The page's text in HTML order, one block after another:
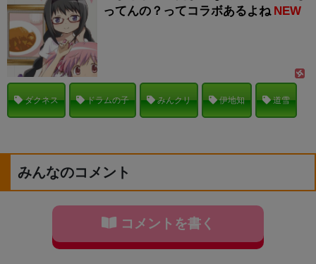
ってんの？ってコラボあるよね NEW
ダクネス ドラムの子 みんクリ 伊地知 道雪
みんなのコメント
コメントを書く